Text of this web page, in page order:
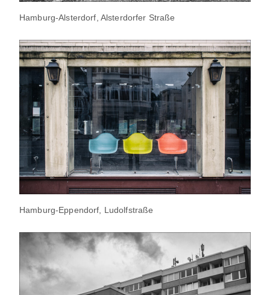
Hamburg-Alsterdorf, Alsterdorfer Straße
Hamburg-Eppendorf, Ludolfstraße